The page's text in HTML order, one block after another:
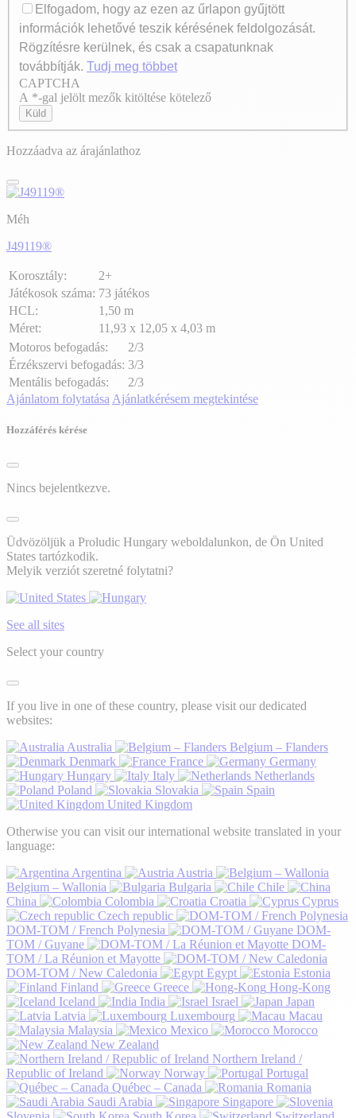
Elfogadom, hogy az ezen az űrlapon gyűjtött
információk lehetővé teszik kérésének feldolgozását.
Rögzítésre kerülnek, és csak a csapatunknak
továbbítják. Tudj meg többet
Axeptio consent
CAPTCHA
A *-gal jelölt mezők kitöltése kötelező
Küld
Hozzáadva az árajánlathoz
Méh
J49119®
Korosztály:
2+
Játékosok száma: 73 játékos
HCL:
1,50 m
Méret:
11,93 x 12,05 x 4,03 m
Motoros befogadás:
2/3
Érzékszervi befogadás: 3/3
Mentális befogadás:
2/3
Ajánlatom folytatása Ajánlatkérésem megtekintése
Hozzáférés kérése
Nincs bejelentkezve.
Üdvözöljük a Proludic Hungary weboldalunkon, de Ön United
States tartózkodik.
Melyik verziót szeretné folytatni?
See all sites
Select your country
If you live in one of these country, please visit our dedicated
websites:
Australia
Belgium – Flanders
Denmark
France
Germany
Hungary
Italy
Netherlands
Poland
Slovakia
Spain
United Kingdom
Otherwise you can visit our international website translated in your
language:
Argentina
Austria
Belgium – Wallonia
Bulgaria
Chile
China
Colombia Croatia
Cyprus
Czech republic
DOM-TOM / French Polynesia
DOM-
TOM / Guyane
DOM-
TOM / La Réunion et Mayotte
DOM-TOM / New Caledonia
Egypt
Estonia
Finland
Greece
Hong-Kong
Iceland
India Israel
Japan
Latvia
Luxembourg
Macau
Malaysia
Mexico
Morocco
New Zealand
Northern Ireland /
Republic of Ireland
Norway
Portugal
Québec – Canada
Romania
Saudi Arabia
Singapore